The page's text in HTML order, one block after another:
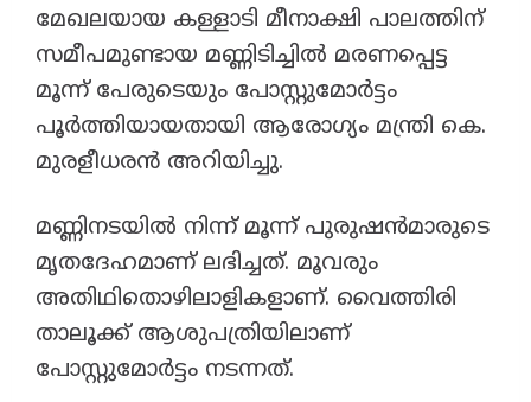
മേഖലയായ കള്ളാടി മീനാക്ഷി പാലത്തിന്
സമീപമുണ്ടായ മണ്ണിടിച്ചിൽ മരണപ്പെട്ട
മൂന്ന് പേരുടെയും പോസ്റ്റുമോർട്ടം
പൂർത്തിയായതായി ആരോഗ്യം മന്ത്രി കെ.
മുരളീധരൻ അറിയിച്ചു.
മണ്ണിനടയിൽ നിന്ന് മൂന്ന് പുരുഷൻമാരുടെ
മൃതദേഹമാണ് ലഭിച്ചത്. മൂവരും
അതിഥിതൊഴിലാളികളാണ്. വൈത്തിരി
താലൂക്ക് ആശുപത്രിയിലാണ്
പോസ്റ്റുമോർട്ടം നടന്നത്.